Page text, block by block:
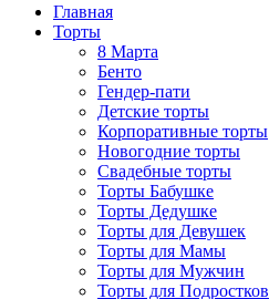
Главная
Торты
8 Марта
Бенто
Гендер-пати
Детские торты
Корпоративные торты
Новогодние торты
Свадебные торты
Торты Бабушке
Торты Дедушке
Торты для Девушек
Торты для Мамы
Торты для Мужчин
Торты для Подростков